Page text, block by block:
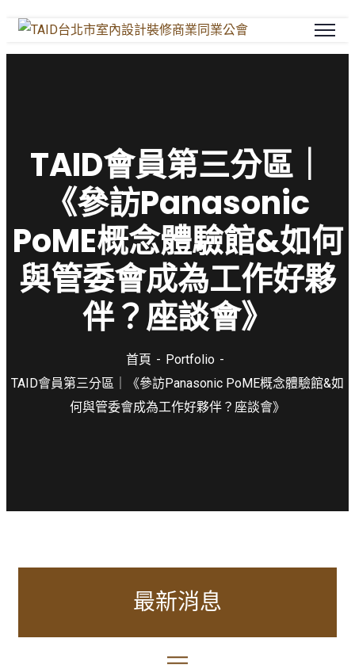
TAID會員第三分區｜
《參訪Panasonic
PoME概念體驗館&如何
與管委會成為工作好夥
伴？座談會》
首頁
Portfolio
TAID會員第三分區｜《參訪Panasonic PoME概念體驗館&如
何與管委會成為工作好夥伴？座談會》
最新消息